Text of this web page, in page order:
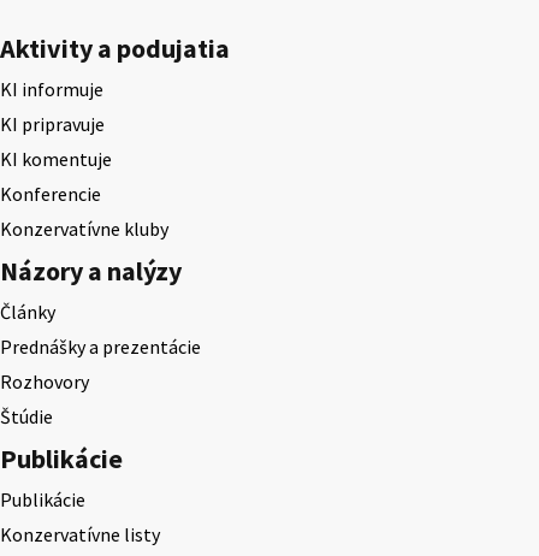
Aktivity a podujatia
KI informuje
KI pripravuje
KI komentuje
Konferencie
Konzervatívne kluby
Názory a nalýzy
Články
Prednášky a prezentácie
Rozhovory
Štúdie
Publikácie
Publikácie
Konzervatívne listy